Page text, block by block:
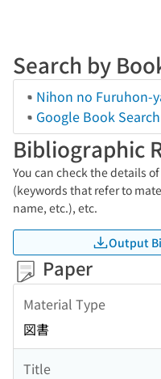
Search by
Nihon no Furuhon-
Google Book Search
Bibliographic
You can check the details
(keywords that refer to
name, etc.), etc.
Output
Paper
Material Type
図書
Title